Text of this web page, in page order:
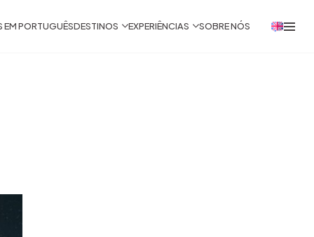
EM PORTUGUÊSDESTINOS EXPERIÊNCIAS SOBRE NÓS